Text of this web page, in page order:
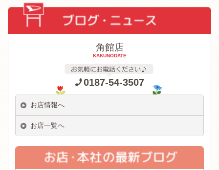
角館店
KAKUNODATE
0187-54-3507
お店情報へ
お店一覧へ